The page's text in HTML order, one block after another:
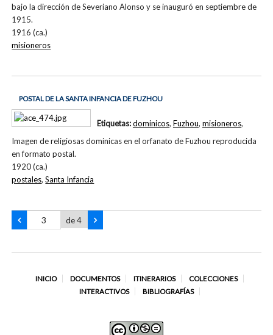
bajo la dirección de Severiano Alonso y se inauguró en septiembre de
1915.
1916 (ca.)
misioneros
POSTAL DE LA SANTA INFANCIA DE FUZHOU
Imagen de religiosas dominicas en el orfanato de Fuzhou reproducida
en formato postal.
1920 (ca.)
Etiquetas:dominicos, Fuzhou, misioneros,
postales,Santa Infancia
de 4
INICIO DOCUMENTOS ITINERARIOS
COLECCIONES
INTERACTIVOS
BIBLIOGRAFÍAS